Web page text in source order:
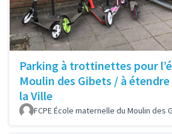
Parking à trottinettes pour
Moulin des Gibets / à
la Ville
FCPE École maternelle du Moulin des